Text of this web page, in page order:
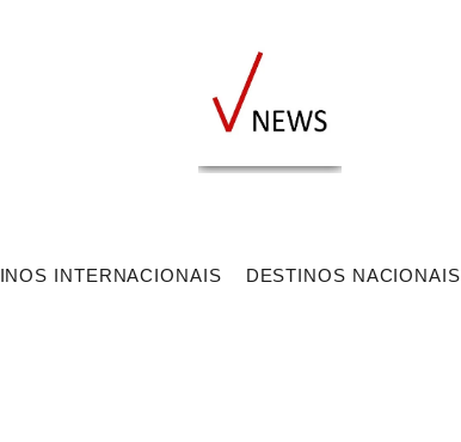
INTERNACIONAIS DESTINOS NACIONAIS